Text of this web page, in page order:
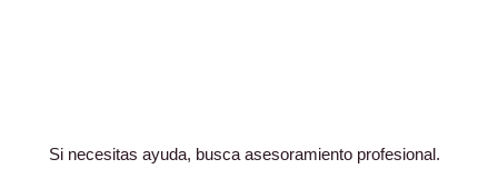
Si necesitas ayuda, busca asesoramiento profesional.